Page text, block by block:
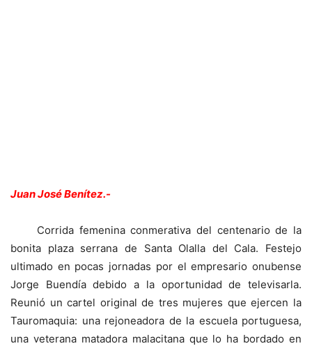
Juan José Benítez.-
Corrida femenina conmerativa del centenario de la
bonita plaza serrana de Santa Olalla del Cala. Festejo
ultimado en pocas jornadas por el empresario onubense
Jorge Buendía debido a la oportunidad de televisarla.
Reunió un cartel original de tres mujeres que ejercen la
Tauromaquia: una rejoneadora de la escuela portuguesa,
una veterana matadora malacitana que lo ha bordado en